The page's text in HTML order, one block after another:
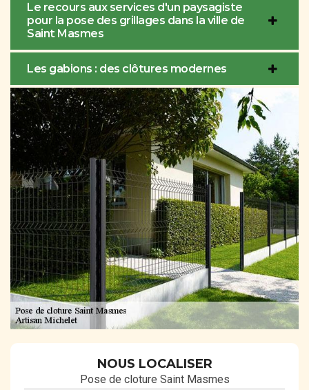
Le recours aux services d'un paysagiste
pour la pose des grillages dans la ville de
Saint Masmes
Les gabions : des clôtures modernes
NOUS LOCALISER
Pose de cloture Saint Masmes